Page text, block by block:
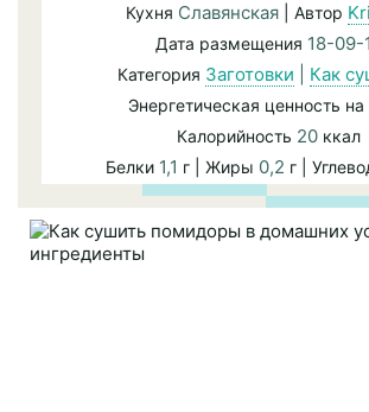
Кухня Славянская | Автор
Дата размещения 18-09-
Категория Заготовки Как
Энергетическая ценность на
Калорийность 20 ккал
Белки 1,1 г | Жиры 0,2 г |